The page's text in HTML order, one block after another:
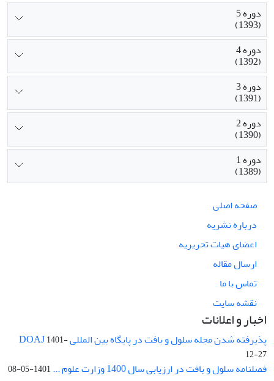
دوره 5
(1393)
دوره 4
(1392)
دوره 3
(1391)
دوره 2
(1390)
دوره 1
(1389)
صفحه اصلی
درباره نشریه
اعضای هیات تحریریه
ارسال مقاله
تماس با ما
نقشه سایت
اخبار و اعلانات
پذیرفته شدن مجله سلول و بافت در پایگاه بین المللی DOAJ1401-
12-27
فصلنامه سلول و بافت در ارزیابی سال 1400 وزارت علوم ... 1401-05-08